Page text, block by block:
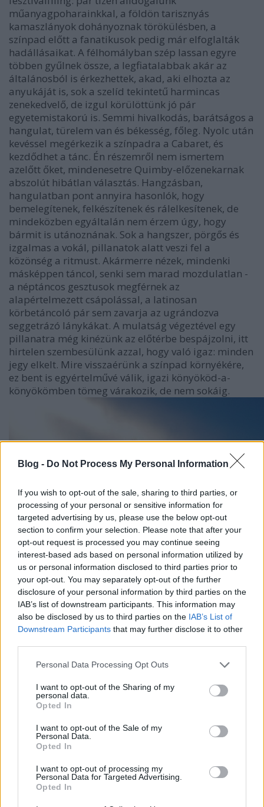
Blog - Do Not Process My Personal Information
If you wish to opt-out of the sale, sharing to third parties, or
processing of your personal or sensitive information for
targeted advertising by us, please use the below opt-out
section to confirm your selection. Please note that after your
opt-out request is processed you may continue seeing
interest-based ads based on personal information utilized by
us or personal information disclosed to third parties prior to
your opt-out. You may separately opt-out of the further
disclosure of your personal information by third parties on the
IAB’s list of downstream participants. This information may
also be disclosed by us to third parties on the IAB’s List of
Downstream Participants that may further disclose it to other
Please note that this website/app uses one or more Google
not limited to your visit or usage behaviour. You may click to
grant or deny consent to Google and its third-party tags to
use your data for below specified purposes in below Google
consent section.
Personal Data Processing Opt Outs
I want to opt-out of the Sharing of my
personal data.
Opted In
I want to opt-out of the Sale of my
Personal Data.
Opted In
I want to opt-out of processing my
Personal Data for Targeted Advertising.
Opted In
műanyagpoharainkkal, a földön tarisznyás
kamaszlányok dohányoznak törökülésben, a
színpad előtt a fanatikusok pedig már elfoglalták
hadállásaikat. A félhomályban szép lassan egyre
többen gyűlnek össze, a legfiatalabbak akár az
általánosból is érkezhettek, akad, aki elhozta az
anyukáját is, sok a szelíd tekintetű harmincas
zenekedvelő, de izgul körülöttünk jó pár
egyetemistakorú is. Semmi hivalkodás, barátságos a
hangulat, türelem van és békesség, főleg. Nyolc után
kevéssel megérkezik a színpadra a Cabaret, és
kezdődhet a tánc. Én részemről nem ismertem
azelőtt őket, mindenesetre Quimby-előzenekarnak
abszolút hibátlan választás. Hangzásban,
hangulatban pont annyira hasonlók, hogy
bemelegítenek, felkészítenek és rálelkesítenek, de
mindeközben egyáltalán nem érzem úgy, hogy
bármit is utánoznának. Sok a hangszer, pörgős és
izgalmas a vokál, pillanatok alatt veszi fel a
közönség a ritmust. Akármerre nézek, mindenki
másképpen táncol, senki sem marad mozdulatlan -
a néptáncos gesztusok megférnek az
alapértelmezett csápolással, a latinosan
körbetáncoló pár sem zavarja az ugrándozva
seggetrázó lánykákat. A mulatság végeztével egy
pillanatra még kinézünk az előtérbe bespájzolni, itt
hirtelen szembesülünk azzal, hogy való igaz: minden
jegy elkelt. Mire visszaérünk a színpad környékére,
ez bent is egyértelművé válik, igazi könyököd-a-
könyökömben tömeg várakozik, de nem sokáig.
Érzékelhető késés nélkül beúszik három fénykúp, a
füstből felbukkannak az ismerős arcok, piros gitár
és dobszerkó, egymásnak feszül megannyi akarat.
Pillanatok alatt tér vissza az összes emlékem arról,
miért is jó csarnokos nagykoncertekre járni: esélyed
sincs megúszni anélkül, hogy elsodorjon a dob meg
basszus, a sós meg az édes, körülötted mindenki
átszellemül, elvisz a víz és az agyadba hatolnak a
fények. Ismerős és kevésbé ismerős szöveget kántál
ezer meg ezer apró pont, sok a régi szám, még angol
is akad, ilyenkor mondjuk főleg KissTibi énekel
inkább. Adekvát pillanatban felbukkan egymillió
öngyújtó, ennek tudok örülni, otthon hagytam a
tüzem, ugyanis. Nincs igazán tolakodás, lökdösődés,
talán csak a karok mozognak, fölfelé és oldalra.